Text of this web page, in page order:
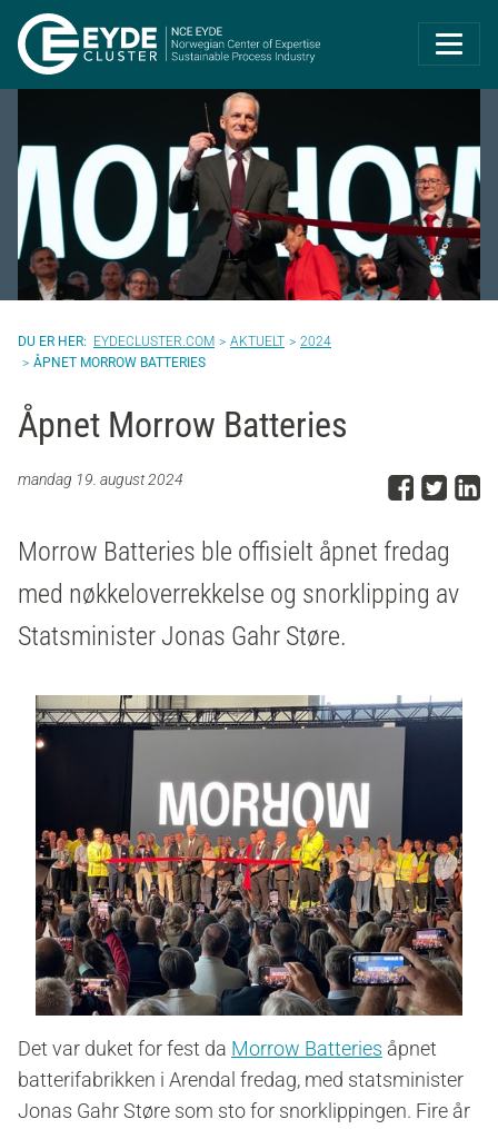
Eyde-Cluster |
EYDECLUSTER.COM AKTUELT
2024
ÅPNET MORROW BATTERIES
Åpnet Morrow Batteries
mandag 19. august 2024 DelDel
Morrow Batteries ble offisielt åpnet fredag
med nøkkeloverrekkelse og snorklipping av
Statsminister Jonas Gahr Støre.
Det var duket for fest da Morrow Batteries åpnet
batterifabrikken i Arendal fredag, med statsminister
Jonas Gahr Støre som sto for snorklippingen. Fire år